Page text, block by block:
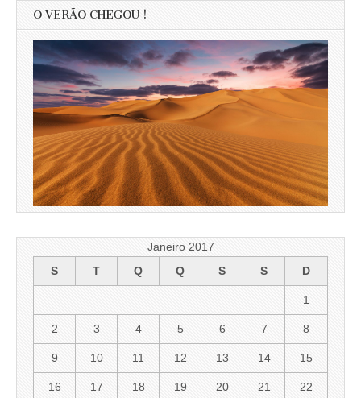
O VERÃO CHEGOU !
Janeiro 2017
S
T Q Q S S D
1
2 3 4 5 6 7 8
9 10 11 12 13 14 15
16 17 18 19 20 21 22